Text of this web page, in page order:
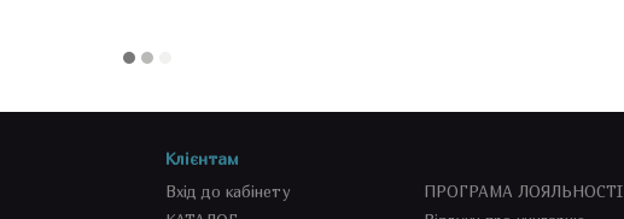
Клієнтам
Вхід до кабінету
ПРОГРАМА ЛОЯЛЬНОСТІ